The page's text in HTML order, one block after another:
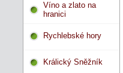
Víno a zlato na
hranici
Rychlebské hory
Králický Sněžník